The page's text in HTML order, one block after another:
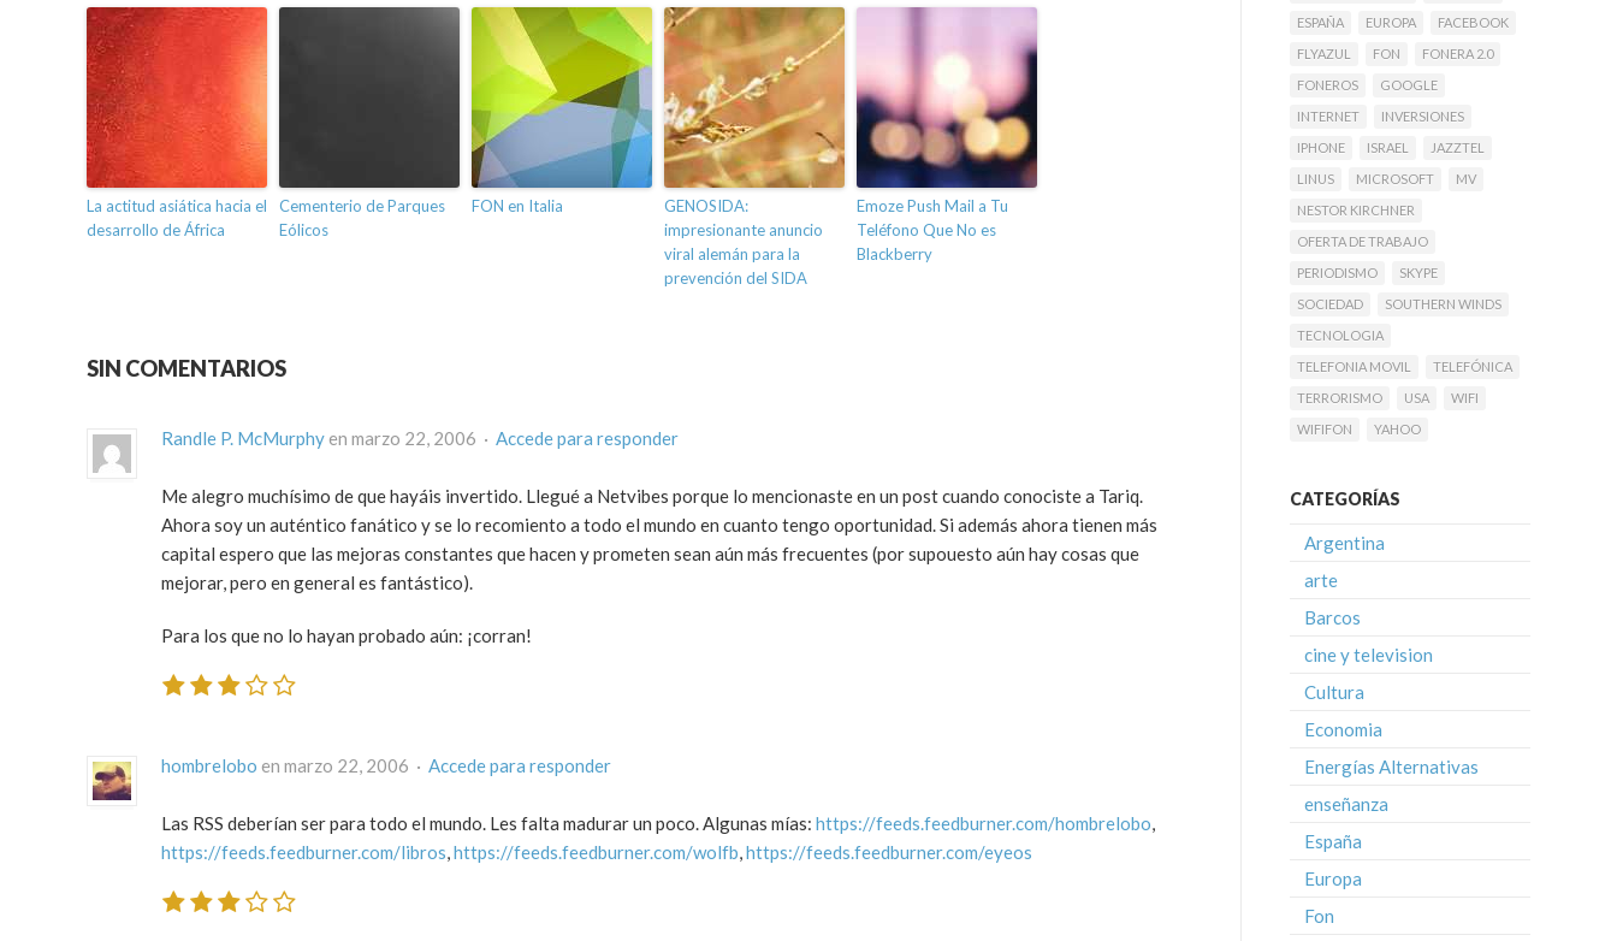
La actitud asiática hacia el
desarrollo de África
Cementerio de Parques
Eólicos
FON en Italia
GENOSIDA:
impresionante anuncio
viral alemán para la
prevención del SIDA
Emoze Push Mail a Tu
Teléfono Que No es
Blackberry
SIN COMENTARIOS
Randle P. McMurphy en marzo 22, 2006 · Accede para responder
Me alegro muchísimo de que hayáis invertido. Llegué a Netvibes porque lo mencionaste en un post cuando conociste a Tariq.
Ahora soy un auténtico fanático y se lo recomiento a todo el mundo en cuanto tengo oportunidad. Si además ahora tienen más
capital espero que las mejoras constantes que hacen y prometen sean aún más frecuentes (por supouesto aún hay cosas que
mejorar, pero en general es fantástico).
Para los que no lo hayan probado aún: ¡corran!
hombrelobo en marzo 22, 2006 · Accede para responder
Las RSS deberían ser para todo el mundo. Les falta madurar un poco. Algunas mías: https://feeds.feedburner.com/hombrelobo,
https://feeds.feedburner.com/libros,https://feeds.feedburner.com/wolfb,https://feeds.feedburner.com/eyeos
ESPAÑA
EUROPA
FACEBOOK
FLYAZUL
FON
FONERA 2.0
FONEROS
GOOGLE
INTERNET
INVERSIONES
IPHONE
ISRAEL
JAZZTEL
LINUS
MICROSOFT
MV
NESTOR KIRCHNER
OFERTA DE TRABAJO
PERIODISMO
SKYPE
SOCIEDAD
SOUTHERN WINDS
TECNOLOGIA
TELEFONIA MOVIL
TELEFÓNICA
TERRORISMO
USA
WIFI
WIFIFON
YAHOO
CATEGORÍAS
Argentina
arte
Barcos
cine y television
Cultura
Economia
Energías Alternativas
enseñanza
España
Europa
Fon